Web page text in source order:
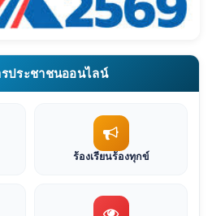
ประชาชนออนไลน์
ร้องเรียนร้องทุกข์